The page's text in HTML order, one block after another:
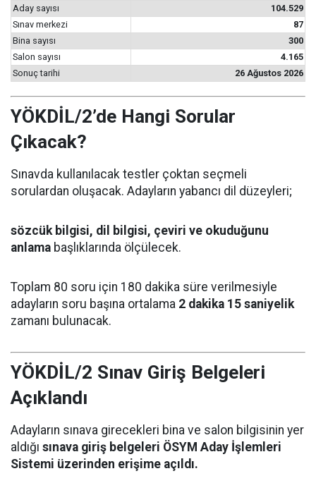
Aday sayısı
104.529
Sınav merkezi
87
Bina sayısı
300
Salon sayısı
4.165
Sonuç tarihi
26 Ağustos 2026
YÖKDİL/2’de Hangi Sorular
Çıkacak?
Sınavda kullanılacak testler çoktan seçmeli
sorulardan oluşacak. Adayların yabancı dil düzeyleri;
sözcük bilgisi, dil bilgisi, çeviri ve okuduğunu
anlama başlıklarında ölçülecek.
Toplam 80 soru için 180 dakika süre verilmesiyle
adayların soru başına ortalama 2 dakika 15 saniyelik
zamanı bulunacak.
YÖKDİL/2 Sınav Giriş Belgeleri
Açıklandı
Adayların sınava girecekleri bina ve salon bilgisinin yer
aldığı sınava giriş belgeleri ÖSYM Aday İşlemleri
Sistemi üzerinden erişime açıldı.